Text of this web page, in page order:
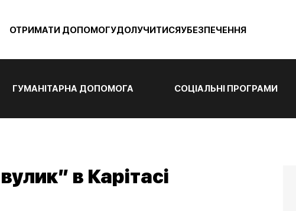
ОТРИМАТИ ДОПОМОГУДОЛУЧИТИСЯУБЕЗПЕЧЕННЯ
ГУМАНІТАРНА ДОПОМОГА СОЦІАЛЬНІ ПРОГРАМИ
в Карітасі